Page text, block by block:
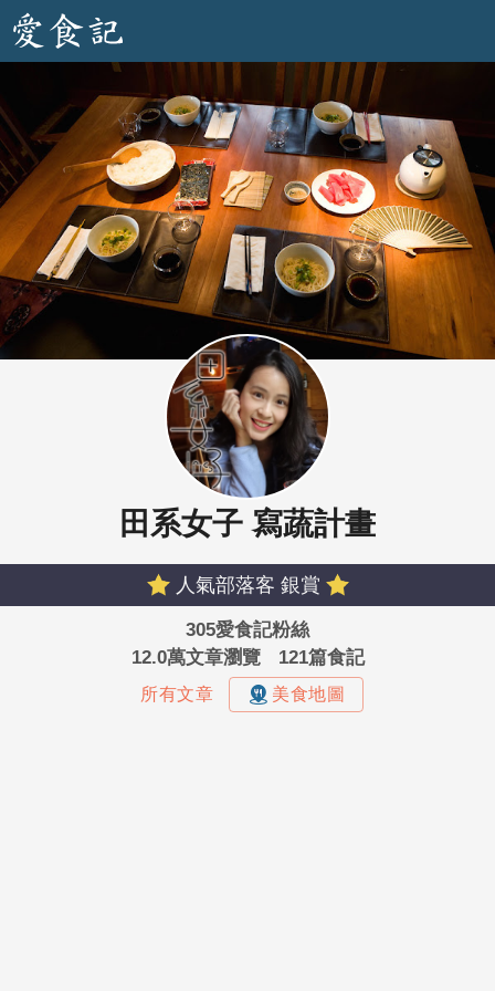
田系女子 寫蔬計畫
人氣部落客 銀賞
305愛食記粉絲
12.0萬文章瀏覽
121篇食記
所有文章 美食地圖